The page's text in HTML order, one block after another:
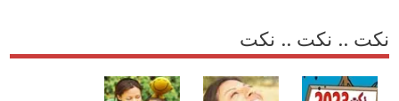
نكت .. نكت .. نكت